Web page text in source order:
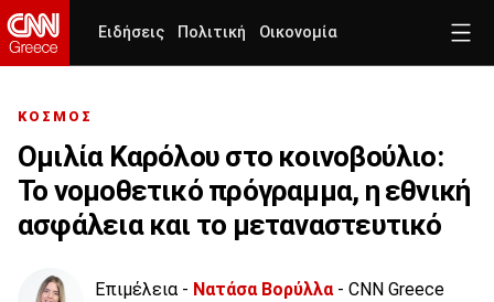
Ειδήσεις Πολιτική Οικονομία
ΚΟΣΜΟΣ
Ομιλία Καρόλου στο κοινοβούλιο:
Το νομοθετικό πρόγραμμα, η εθνική
ασφάλεια και το μεταναστευτικό
Επιμέλεια - Νατάσα Βορύλλα- CNN Greece